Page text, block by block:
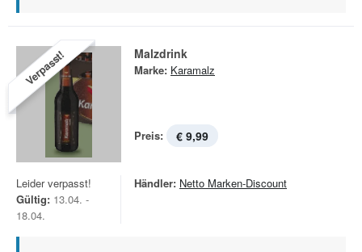
Verpasst! Malzdrink
Marke: Karamalz
Preis: € 9,99
Leider verpasst!
Gültig: 13.04. -
18.04.
Händler: Netto Marken-Discount